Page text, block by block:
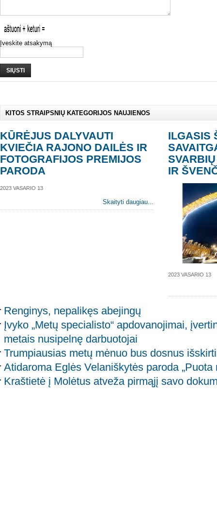
Įveskite atsakymą
SIŲSTI
KITOS STRAIPSNIŲ KATEGORIJOS NAUJIENOS
KŪRĖJUS DALYVAUTI
KVIEČIA RAJONO DAILĖS IR
FOTOGRAFIJOS PREMIJOS
PARODA
2023 VASARIO 13
Skaityti daugiau...
ILGASIS
IR
2023 VASARIO 13
Renginys, nepalikęs abejingų
Įvyko „Metų specialisto“ apdovanojimai,
metais nusipelnę darbuotojai
Trumpiausias metų mėnuo bus dosnus
Atidaroma Eglės Velaniškytės paroda „Puota
Kraštietė į Molėtus atveža pirmąjį savo